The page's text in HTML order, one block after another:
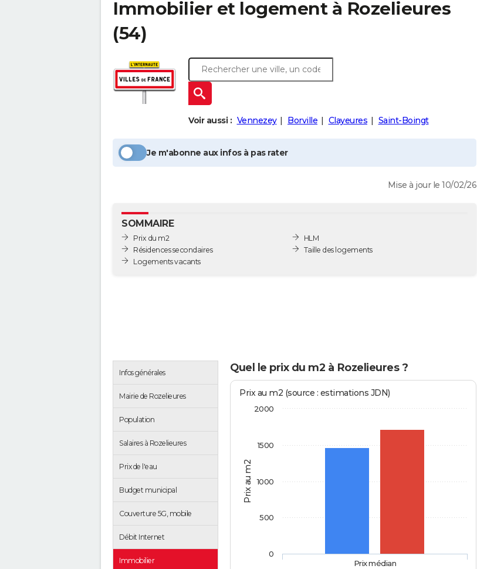
Immobilier et logement à Rozelieures
(54)
Voir aussi : Vennezey Borville Clayeures Saint-Boingt
Je m'abonne aux infos à pas rater
Mise à jour le 10/02/26
SOMMAIRE
Prix du m2
Résidences secondaires
Logements vacants
HLM
Taille des logements
Infos générales
Mairie de Rozelieures
Population
Salaires à Rozelieures
Prix de l'eau
Budget municipal
Couverture 5G, mobile
Débit Internet
Immobilier
Quel le prix du m2 à Rozelieures ?
Prix au m2
Prix au m2 (source : estimations JDN)
Prix médian
0
500
1000
1500
2000